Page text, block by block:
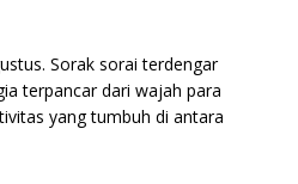
Sorak sorai terdengar
terpancar dari wajah para
yang tumbuh di antara